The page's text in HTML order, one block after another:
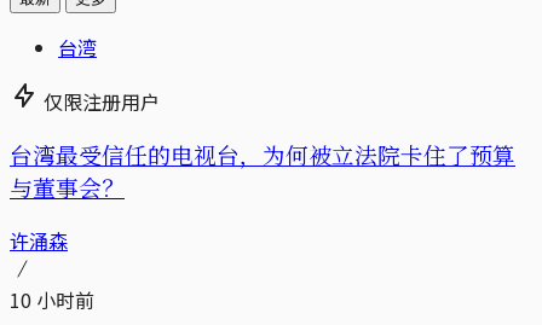
台湾
仅限注册用户
台湾最受信任的电视台，为何被立法院卡住了预算
与董事会？
许涌森
10 小时前